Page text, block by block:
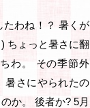
わね！？ 暑くが
ちょっと暑さに翻
わ。 その季節外
暑さにやられたの
か。 後者か? 5月